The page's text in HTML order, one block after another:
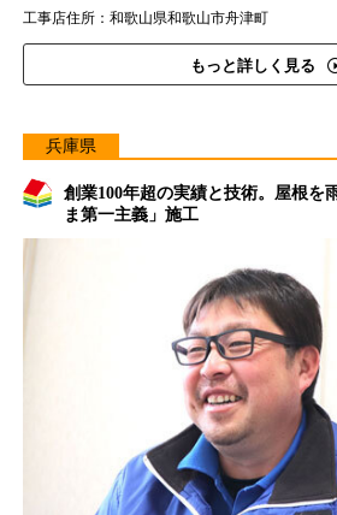
工事店住所：和歌山県和歌山市舟津町
もっと詳しく見る
兵庫県
創業100年超の実績と技術。屋根を
ま第一主義」施工